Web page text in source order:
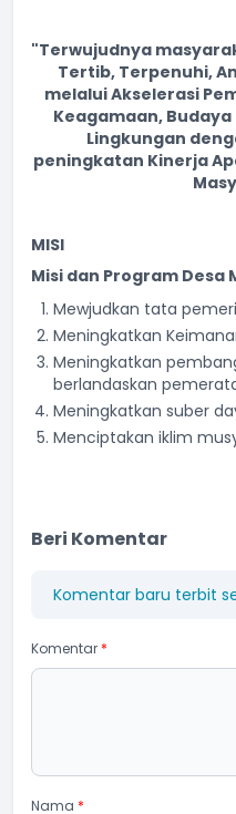
"Terwujudnya
Tertib, Terpenuhi,
melalui Akselerasi
Keagamaan,
Lingkungan
peningkatan Kinerja
MISI
Misi dan Program Desa
Mewjudkan tata
Meningkatkan
Meningkatkan
berlandaskan
Meningkatkan suber
Menciptakan iklim
Beri Komentar
Komentar baru terbit
Komentar *
Nama *